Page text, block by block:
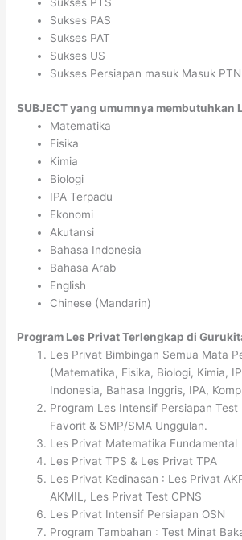
Sukses PAS
Sukses PAT
Sukses US
Sukses Persiapan masuk Masuk
SUBJECT yang umumnya membutuhkan
Matematika
Fisika
Kimia
Biologi
IPA Terpadu
Ekonomi
Akutansi
Bahasa Indonesia
Bahasa Arab
English
Chinese (Mandarin)
Program Les Privat Terlengkap di
Les Privat Bimbingan Semua Mata
(Matematika, Fisika, Biologi, Kimia,
Indonesia, Bahasa Inggris, IPA,
Program Les Intensif Persiapan Test
Favorit & SMP/SMA Unggulan.
Les Privat Matematika Fundamental
Les Privat TPS & Les Privat TPA
Les Privat Kedinasan : Les Privat
AKMIL, Les Privat Test CPNS
Les Privat Intensif Persiapan OSN
Program Tambahan : Test Minat